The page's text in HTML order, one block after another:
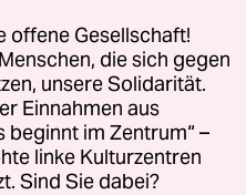
GmbH
Fragen oder für Genehmigungen
Kommune-Richtlinien
Impressum AGB
offene Gesellschaft!
die sich gegen
unsere Solidarität.
Einnahmen aus
beginnt im Zentrum“ –
linke Kulturzentren
Sind Sie dabei?